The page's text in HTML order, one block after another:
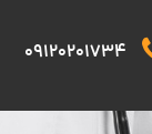
09120201734